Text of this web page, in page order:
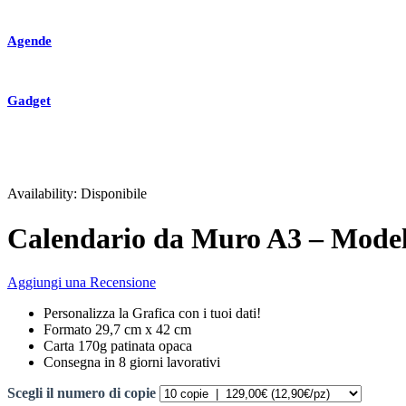
Agende
Gadget
Availability: Disponibile
Calendario da Muro A3 –
Aggiungi una Recensione
Personalizza la Grafica con i tuoi dati!
Formato 29,7 cm x 42 cm
Carta 170g patinata opaca
Consegna in 8 giorni lavorativi
Scegli il numero di copie